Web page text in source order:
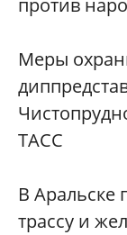
против
Меры
ТАСС
В Аральске
трассу и